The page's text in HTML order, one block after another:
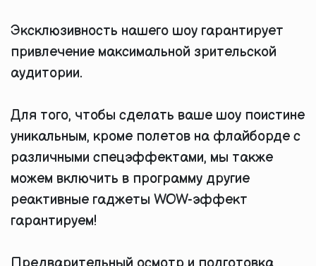
Эксклюзивность нашего шоу гарантирует
привлечение максимальной зрительской
аудитории.
Для того, чтобы сделать ваше шоу поистине
уникальным, кроме полетов на флайборде с
различными спецэффектами, мы также
можем включить в программу другие
реактивные гаджеты WOW-эффект
гарантируем!